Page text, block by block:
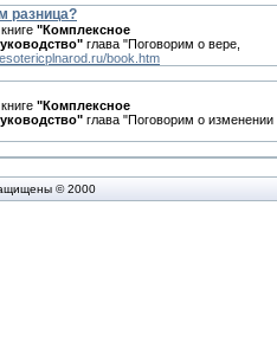
разница?
"Комплексное
глава "Поговорим о вере,
book.htm
"Комплексное
глава "Поговорим о изменении
© 2000